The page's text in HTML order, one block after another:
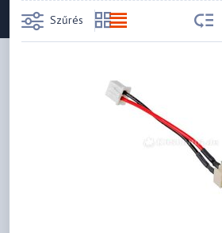
Szűrés